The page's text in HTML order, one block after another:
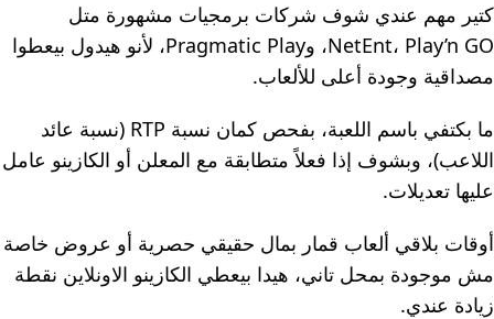
كتير مهم عندي شوف شركات برمجيات مشهورة متل
NetEnt، Play’n GO، وPragmatic Play، لأنو هيدول بيعطوا
مصداقية وجودة أعلى للألعاب.
ما بكتفي باسم اللعبة، بفحص كمان نسبة RTP (نسبة عائد
اللاعب)، وبشوف إذا فعلاً متطابقة مع المعلن أو الكازينو عامل
عليها تعديلات.
أوقات بلاقي ألعاب قمار بمال حقيقي حصرية أو عروض خاصة
مش موجودة بمحل تاني، هيدا بيعطي الكازينو الاونلاين نقطة
زيادة عندي.